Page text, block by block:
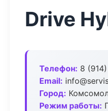
Drive
Телефон: 8
Email:
Город:
Режим работы: